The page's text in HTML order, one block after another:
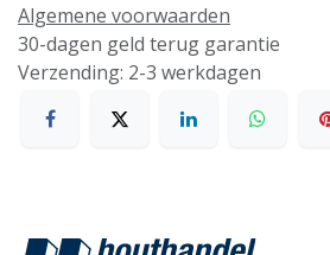
Algemene voorwaarden
30-dagen geld terug garantie
Verzending: 2-3 werkdagen